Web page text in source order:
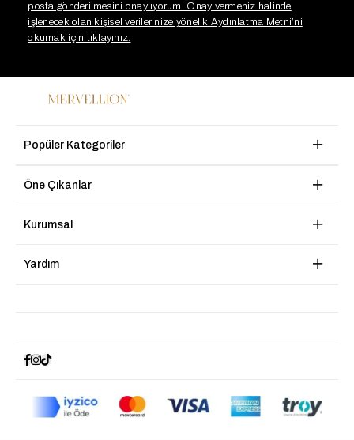
posta gönderilmesini onaylıyorum. Onay vermeniz halinde
işlenecek olan kişisel verilerinize yönelik Aydınlatma Metni’ni
okumak için tıklayınız.
Popüler Kategoriler
Öne Çıkanlar
Kurumsal
Yardım